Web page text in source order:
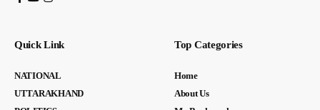
Quick Link
NATIONAL
UTTARAKHAND
Top Categories
Home
About Us